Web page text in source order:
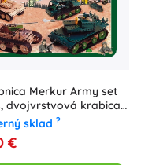
Merkur Army set
dvojvrstvová krabica
× 5,5 cm
sklad ?
€